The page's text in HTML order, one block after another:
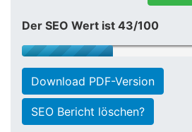
Der SEO Wert ist 43/100
Download PDF-Version
SEO Bericht löschen?